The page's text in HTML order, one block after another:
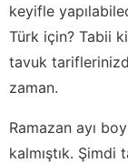
keyifle
Türk için? Tabii
tavuk
zaman.
Ramazan ayı
kalmıştık.